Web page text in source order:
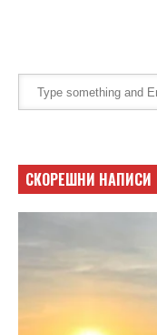
СКОРЕШНИ НАПИСИ